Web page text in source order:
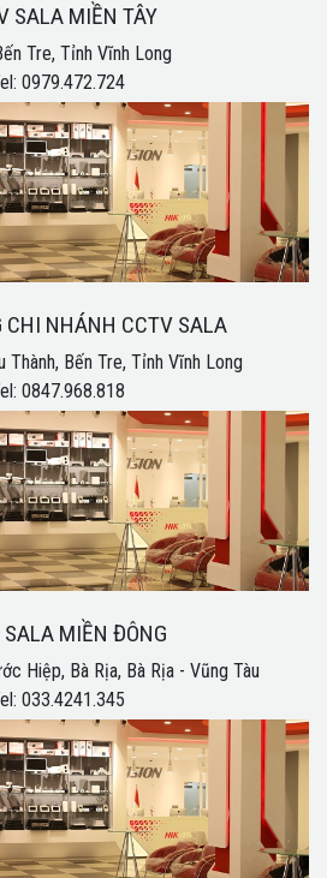
SALA MIỀN TÂY
Tre, Tỉnh Vĩnh Long
0979.472.724
CHI NHÁNH CCTV SALA
Thành, Bến Tre, Tỉnh Vĩnh Long
0847.968.818
SALA MIỀN ĐÔNG
Hiệp, Bà Rịa, Bà Rịa - Vũng Tàu
033.4241.345